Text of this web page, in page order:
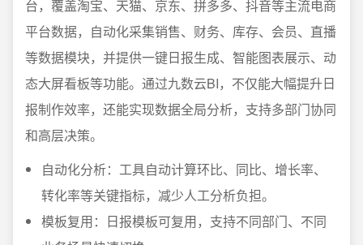
台，覆盖淘宝、天猫、京东、拼多多、抖音等主流电商
平台数据，自动化采集销售、财务、库存、会员、直播
等数据模块，并提供一键日报生成、智能图表展示、动
态大屏看板等功能。通过九数云BI，不仅能大幅提升日
报制作效率，还能实现数据全局分析，支持多部门协同
和高层决策。
自动化分析：工具自动计算环比、同比、增长率、
转化率等关键指标，减少人工分析负担。
模板复用：日报模板可复用，支持不同部门、不同